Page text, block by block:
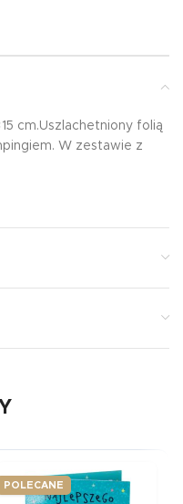
cm.Uszlachetniony folią
W zestawie z
POLECANE